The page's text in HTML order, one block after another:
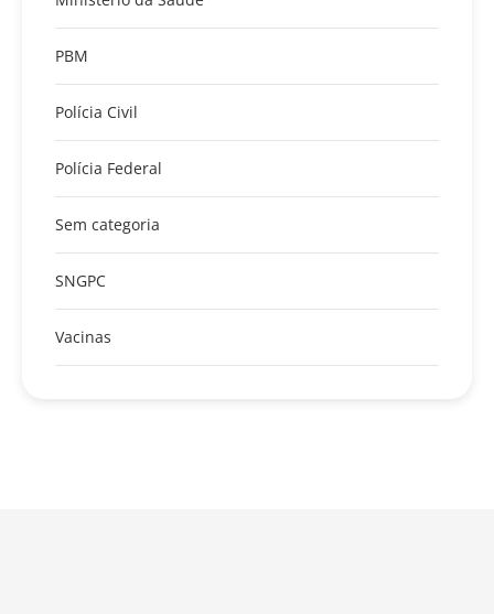
PBM
Polícia Civil
Polícia Federal
Sem categoria
SNGPC
Vacinas